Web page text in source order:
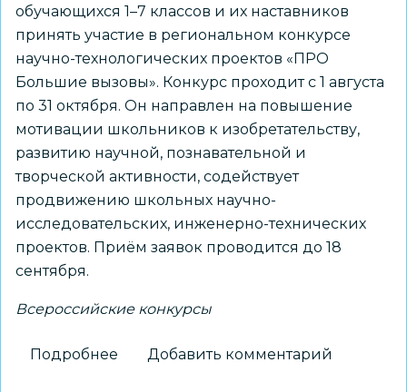
обучающихся 1–7 классов и их наставников
принять участие в региональном конкурсе
научно-технологических проектов «ПРО
Большие вызовы». Конкурс проходит с 1 августа
по 31 октября. Он направлен на повышение
мотивации школьников к изобретательству,
развитию научной, познавательной и
творческой активности, содействует
продвижению школьных научно-
исследовательских, инженерно-технических
проектов. Приём заявок проводится до 18
сентября.
Всероссийские конкурсы
Подробнее Добавить комментарий